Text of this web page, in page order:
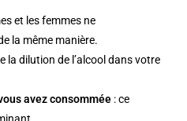
et les femmes ne
la même manière.
la dilution de l’alcool dans votre
avez consommée : ce